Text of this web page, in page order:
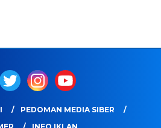
PEDOMAN MEDIA SIBER
INFO IKLAN